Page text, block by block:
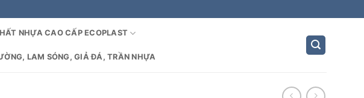
NHỰA CAO CẤP ECOPLAST
LAM SÓNG, GIẢ ĐÁ, TRẦN NHỰA